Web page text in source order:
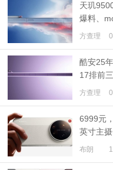
天玑
爆料、
方查理
酷安25
17排前
Find
方查理
6999元
英寸主
X9 Pro/
布朗